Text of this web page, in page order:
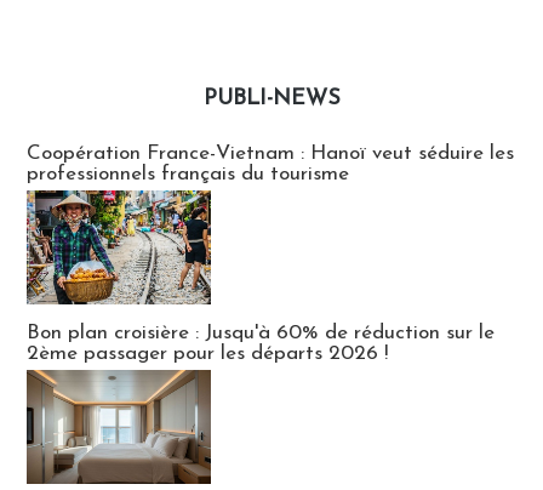
PUBLI-NEWS
Coopération France-Vietnam : Hanoï veut séduire les
professionnels français du tourisme
Bon plan croisière : Jusqu'à 60% de réduction sur le
2ème passager pour les départs 2026 !